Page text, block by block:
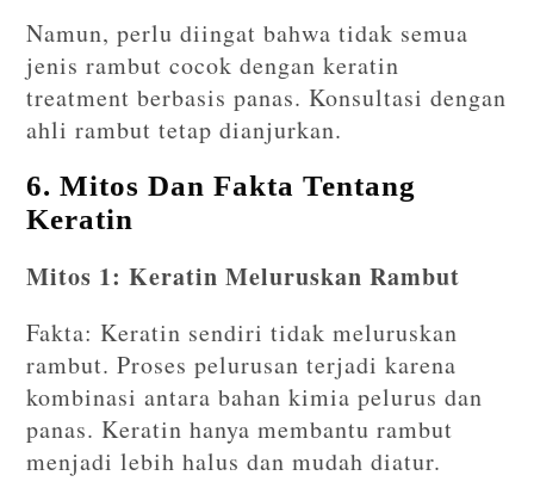
Namun, perlu diingat bahwa tidak semua
jenis rambut cocok dengan keratin
treatment berbasis panas. Konsultasi dengan
ahli rambut tetap dianjurkan.
6. Mitos Dan Fakta Tentang
Keratin
Mitos 1: Keratin Meluruskan Rambut
Fakta: Keratin sendiri tidak meluruskan
rambut. Proses pelurusan terjadi karena
kombinasi antara bahan kimia pelurus dan
panas. Keratin hanya membantu rambut
menjadi lebih halus dan mudah diatur.